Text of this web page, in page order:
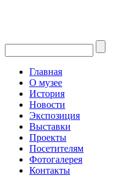
Главная
О музее
История
Новости
Экспозиция
Выставки
Проекты
Посетителям
Фотогалерея
Контакты